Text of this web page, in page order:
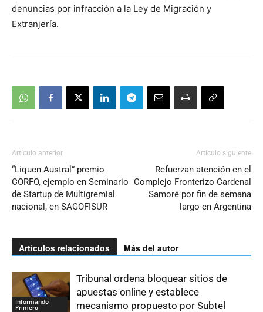
denuncias por infracción a la Ley de Migración y
Extranjería.
Artículo anterior
“Liquen Austral” premio
CORFO, ejemplo en Seminario
de Startup de Multigremial
nacional, en SAGOFISUR
Artículo siguiente
Refuerzan atención en el
Complejo Fronterizo Cardenal
Samoré por fin de semana
largo en Argentina
Artículos relacionados Más del autor
Informando
Primero
Tribunal ordena bloquear sitios de
apuestas online y establece
mecanismo propuesto por Subtel